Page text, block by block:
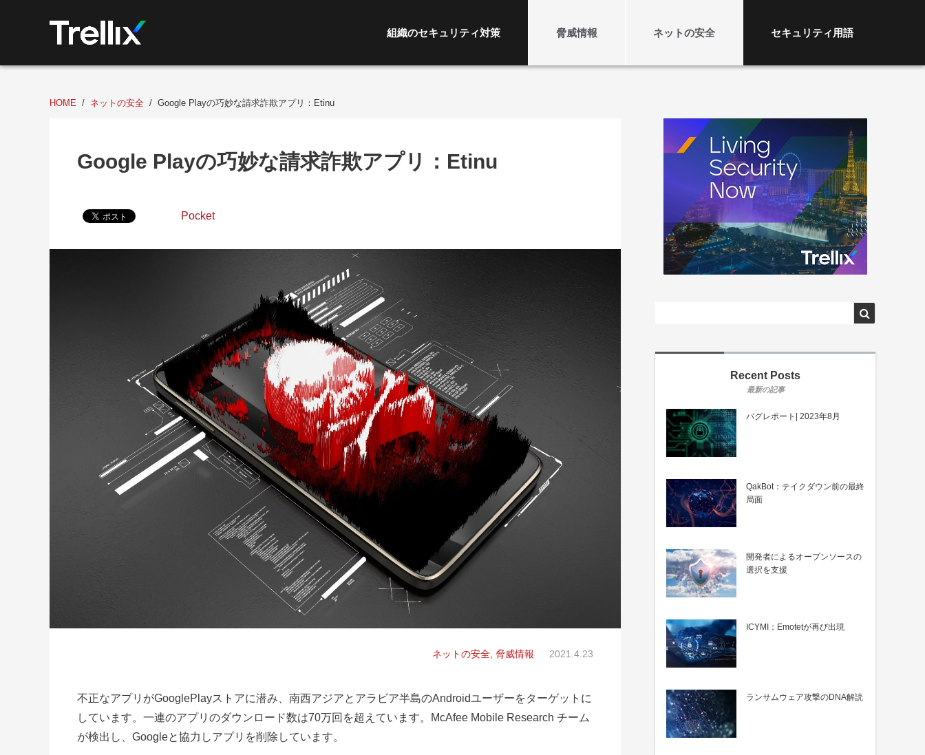
組織のセキュリティ対策 脅威情報 ネットの安全 セキュリティ用語
HOME ネットの安全 Google Playの巧妙な請求詐欺アプリ：Etinu
Google Playの巧妙な請求詐欺アプリ：Etinu
Pocket
ネットの安全 脅威情報 2021.4.23
不正なアプリがGooglePlayストアに潜み、南西アジアとアラビア半島のAndroidユーザーをターゲットに
しています。一連のアプリのダウンロード数は70万回を超えています。McAfee Mobile Research チーム
が検出し、Googleと協力しアプリを削除しています。
Recent Posts
バグレポート| 2023年8月
QakBot：テイクダウン前の最終
局面
開発者によるオープンソースの
選択を支援
ICYMI：Emotetが再び出現
ランサムウェア攻撃のDNA解読